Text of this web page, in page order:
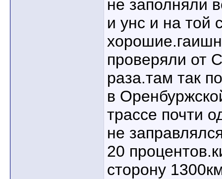
не заполняли
и унс и на той
проверяли от
раза.там так
в
трассе почти
не
20
сторону